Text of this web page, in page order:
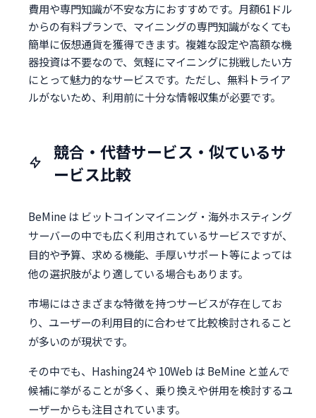
費用や専門知識が不安な方におすすめです。月額61ドル
からの有料プランで、マイニングの専門知識がなくても
簡単に仮想通貨を獲得できます。複雑な設定や高額な機
器投資は不要なので、気軽にマイニングに挑戦したい方
にとって魅力的なサービスです。ただし、無料トライア
ルがないため、利用前に十分な情報収集が必要です。
競合・代替サービス・似ているサ
ービス比較
BeMine は ビットコインマイニング・海外ホスティング
サーバーの中でも広く利用されているサービスですが、
目的や予算、求める機能、手厚いサポート等によっては
他の選択肢がより適している場合もあります。
市場にはさまざまな特徴を持つサービスが存在してお
り、ユーザーの利用目的に合わせて比較検討されること
が多いのが現状です。
その中でも、Hashing24 や 10Web は BeMine と並んで
候補に挙がることが多く、乗り換えや併用を検討するユ
ーザーからも注目されています。